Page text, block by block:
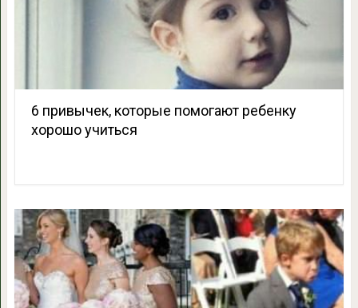
6 привычек, которые помогают ребенку
хорошо учиться